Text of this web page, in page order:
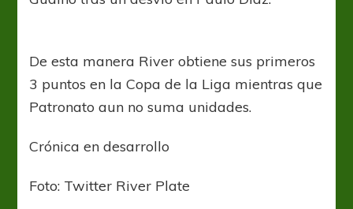
De esta manera River obtiene sus primeros
3 puntos en la Copa de la Liga mientras que
Patronato aun no suma unidades.
Crónica en desarrollo
Foto: Twitter River Plate